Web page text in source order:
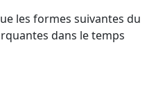
les formes suivantes du
dans le temps